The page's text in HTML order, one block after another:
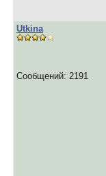
Utkina
Сообщений: 2191